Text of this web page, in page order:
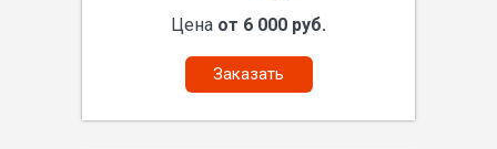
Цена от 6 000 руб.
Заказать